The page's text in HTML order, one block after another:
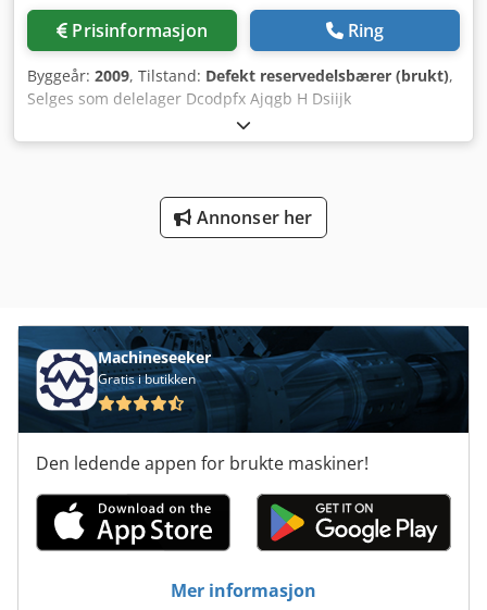
Prisinformasjon Ring
Byggeår: 2009, Tilstand: Defekt reservedelsbærer (brukt),
Selges som delelager Dcodpfx Ajqgb H Dsiijk
Annonser her
Machineseeker
Gratis i butikken
Den ledende appen for brukte maskiner!
Mer informasjon